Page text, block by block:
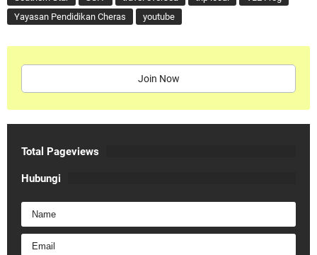
Yayasan Pendidikan Cheras
youtube
Join Now
Total Pageviews
Hubungi